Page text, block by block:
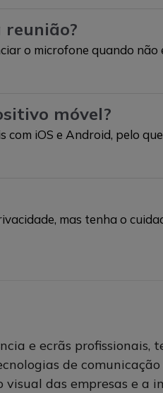
o microfone quando não
móvel?
com iOS e Android, pelo
mas tenha o
e ecrãs profissionais,
de
das empresas e a